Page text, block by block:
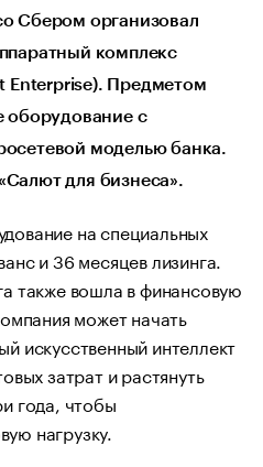
Сбером организовал
комплекс
Enterprise). Предметом
оборудование с
моделью банка.
для бизнеса».
на специальных
и 36 месяцев лизинга.
также вошла в финансовую
может начать
искусственный интеллект
затрат и растянуть
года, чтобы
нагрузку.